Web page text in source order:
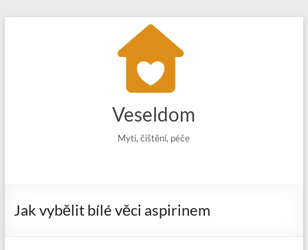
Veseldom
Mytí, čištění, péče
Jak vybělit bílé věci aspirinem